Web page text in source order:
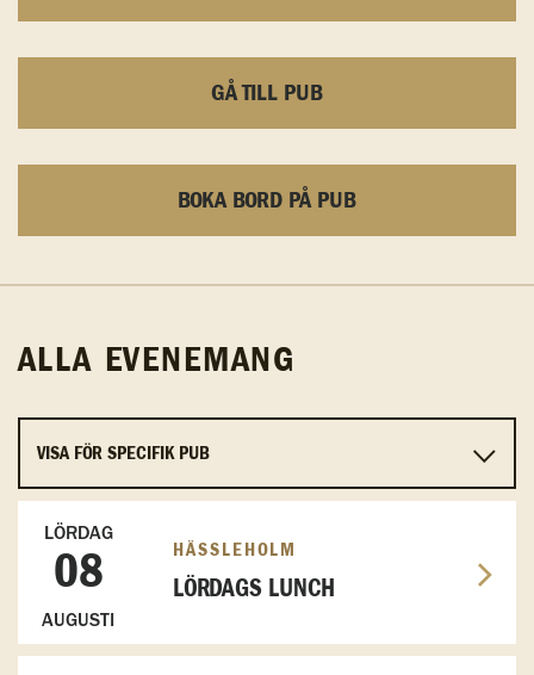
GÅ TILL PUB
BOKA BORD PÅ PUB
ALLA EVENEMANG
LÖRDAG
08
AUGUSTI
HÄSSLEHOLM
LÖRDAGS LUNCH